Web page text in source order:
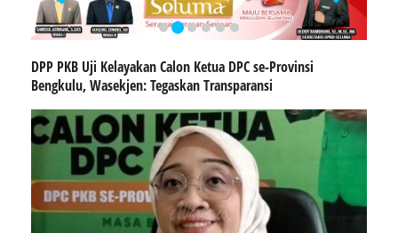
DPP PKB Uji Kelayakan Calon Ketua DPC se-Provinsi
Bengkulu, Wasekjen: Tegaskan Transparansi